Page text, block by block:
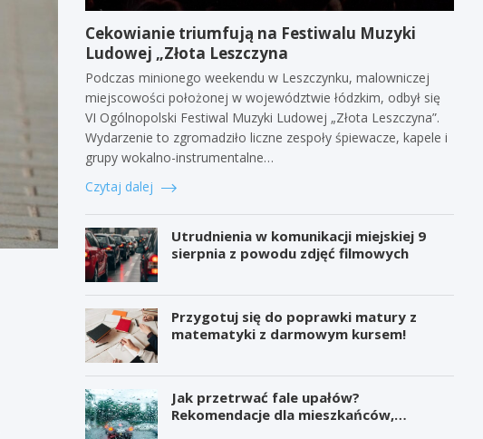
Cekowianie triumfują na Festiwalu Muzyki
Ludowej „Złota Leszczyna
Podczas minionego weekendu w Leszczynku, malowniczej
miejscowości położonej w województwie łódzkim, odbył się
VI Ogólnopolski Festiwal Muzyki Ludowej „Złota Leszczyna”.
Wydarzenie to zgromadziło liczne zespoły śpiewacze, kapele i
grupy wokalno-instrumentalne…
Czytaj dalej
Utrudnienia w komunikacji miejskiej 9
sierpnia z powodu zdjęć filmowych
Przygotuj się do poprawki matury z
matematyki z darmowym kursem!
Jak przetrwać fale upałów?
Rekomendacje dla mieszkańców,